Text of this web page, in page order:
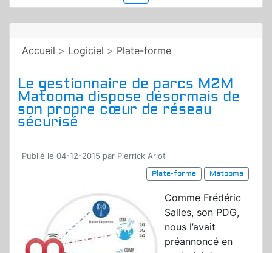
Accueil > Logiciel > Plate-forme
Le gestionnaire de parcs M2M
Matooma dispose désormais de
son propre cœur de réseau
sécurisé
Publié le 04-12-2015 par Pierrick Arlot
Plate-forme
Matooma
Comme Frédéric
Salles, son PDG,
nous l’avait
préannoncé en